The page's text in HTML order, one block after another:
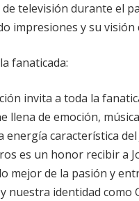
televisión durante el
impresiones y su visión
fanaticada:
invita a toda la
llena de emoción,
energía característica del
es un honor recibir a
mejor de la pasión y
nuestra identidad como